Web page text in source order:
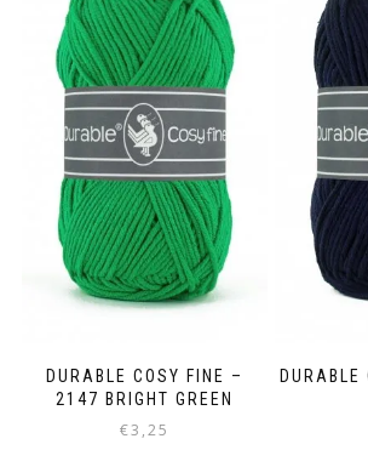
DURABLE COSY FINE –
2147 BRIGHT GREEN
€3,25